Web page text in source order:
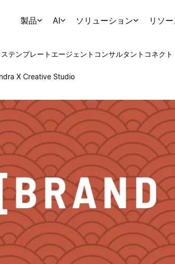
製品 AI ソリューション リソー
テンプレート エージェント コンサルタント コネクト
X Creative Studio